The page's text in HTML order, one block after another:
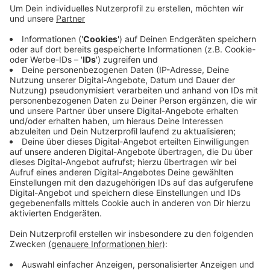
Anzeige
Grund ist die anhaltende Trockenheit. Das Verbot soll
das Austrocknen der Gewässer verhindern und
bestand bereits seit Anfang Juli im Norden und in der
Mitte der Provinz. Die Wasserbehörde Waterschap
Limburg erwartet zwar für die kommenden Tage
Regen, aber nicht ausreichen werde, um die
Trockenheit durchgreifend zu beenden.
Anzeige